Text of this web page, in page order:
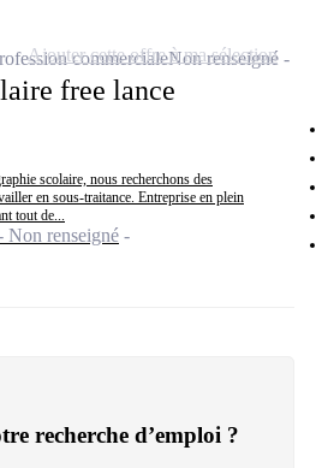
free lance
scolaire, nous recherchons des
en sous-traitance. Entreprise en plein
tout de...
Non renseigné
commercialeNon renseigné
Ajouter cette offre à ma sélection
recherche d’emploi ?